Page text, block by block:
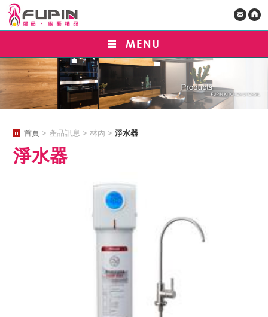
首頁 > 產品訊息 > 林內 >淨水器
淨水器